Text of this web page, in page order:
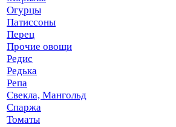
Огурцы
Патиссоны
Перец
Прочие овощи
Редис
Редька
Репа
Свекла, Мангольд
Спаржа
Томаты